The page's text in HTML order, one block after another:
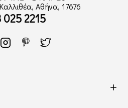
Αθήνα, 17676
025 2215